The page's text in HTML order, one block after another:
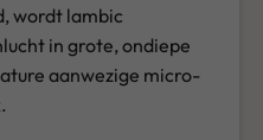
wordt lambic
in grote, ondiepe
aanwezige micro-